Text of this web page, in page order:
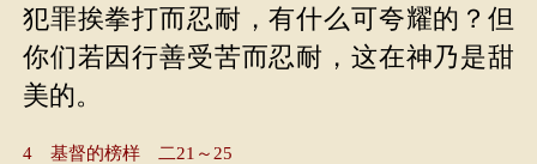
犯罪挨拳打而忍耐，有什么可夸耀的？但
你们若因行善受苦而忍耐，这在神乃是甜
美的。
4 基督的榜样 二21～25